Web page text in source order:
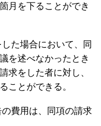
月を下ることができ
た場合において、同
を述べなかったとき
求をした者に対し、
ことができる。
費用は、同項の請求